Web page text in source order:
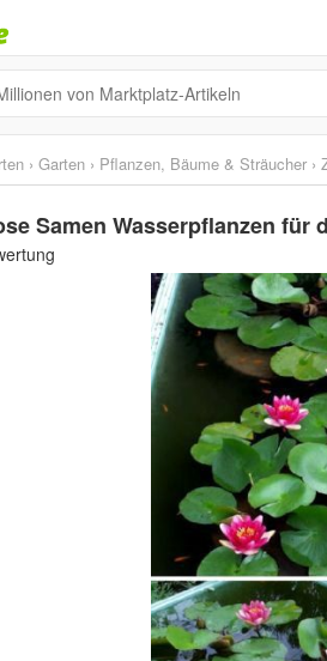
› Garten › Pflanzen, Bäume & Sträucher ›
Samen Wasserpflanzen